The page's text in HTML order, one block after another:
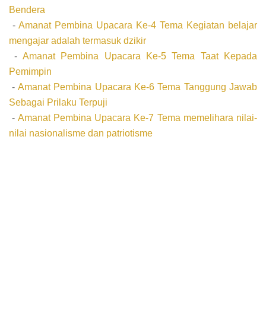
Bendera
- Amanat Pembina Upacara Ke-4 Tema Kegiatan belajar
mengajar adalah termasuk dzikir
- Amanat Pembina Upacara Ke-5 Tema Taat Kepada
Pemimpin
- Amanat Pembina Upacara Ke-6 Tema Tanggung Jawab
Sebagai Prilaku Terpuji
- Amanat Pembina Upacara Ke-7 Tema memelihara nilai-
nilai nasionalisme dan patriotisme